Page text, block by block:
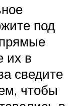
под
их в
сведите
чтобы